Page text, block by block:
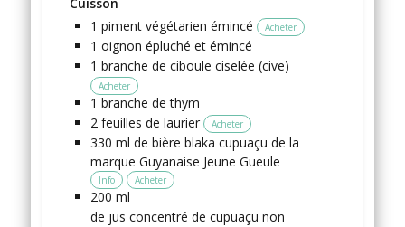
1 piment végétarien émincé Acheter
1 oignon épluché et émincé
1 branche de ciboule ciselée (cive)
Acheter
1 branche de thym
2 feuilles de laurier Acheter
330 ml de bière blaka cupuaçu de la
marque Guyanaise Jeune Gueule
Info Acheter
200 ml
de jus concentré de cupuaçu non